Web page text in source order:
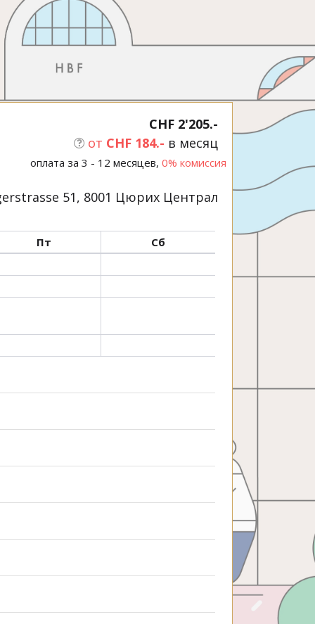
CHF 2'205.-
от CHF 184.- в месяц
оплата за 3 - 12 месяцев, 0% комиссия
51, 8001 Цюрих Централ
Пт
Сб